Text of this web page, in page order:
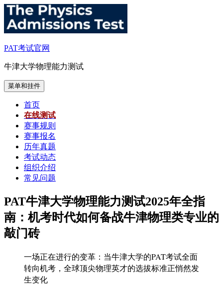
跳
至
内
PAT考试官网
牛津大学物理能力测试
菜单和挂件
首页
在线测试
赛事规则
赛事报名
历年真题
考试动态
组织介绍
常见问题
PAT牛津大学物理能力测试2025年全指
南：机考时代如何备战牛津物理类专业的
敲门砖
一场正在进行的变革：当牛津大学的PAT考试全面
转向机考，全球顶尖物理英才的选拔标准正悄然发
生变化